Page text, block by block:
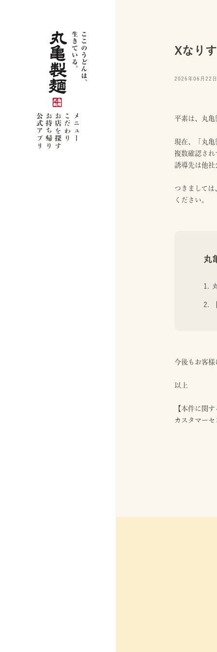
メニュー
こだわり
お店を探す
お持ち帰り
公式アプリ
Xなり
2026年06月22日
平素は、丸亀
現在、「丸
複数確認され
誘導先は他社
つきまして
ください。
丸
今後もお客様
以上
【本件に関
カスタマー